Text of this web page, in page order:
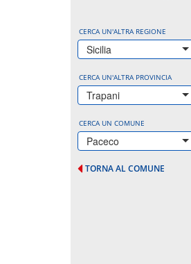
CERCA UN'ALTRA REGIONE
Sicilia
CERCA UN'ALTRA PROVINCIA
Trapani
CERCA UN COMUNE
Paceco
TORNA AL COMUNE